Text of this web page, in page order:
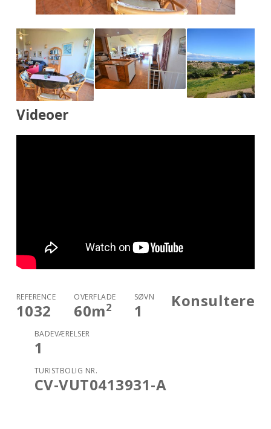
Videoer
Konsultere
REFERENCE
1032
OVERFLADE
60m2
SØVN
1
BADEVÆRELSER
1
TURISTBOLIG NR.
CV-VUT0413931-A